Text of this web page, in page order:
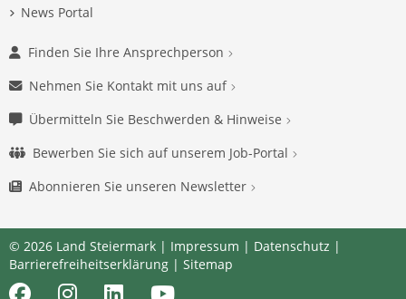
News Portal
Finden Sie Ihre Ansprechperson
Nehmen Sie Kontakt mit uns auf
Übermitteln Sie Beschwerden & Hinweise
Bewerben Sie sich auf unserem Job-Portal
Abonnieren Sie unseren Newsletter
© 2026 Land Steiermark | Impressum | Datenschutz |
Barrierefreiheitserklärung | Sitemap
FacebookInstagramLinkedInYoutube